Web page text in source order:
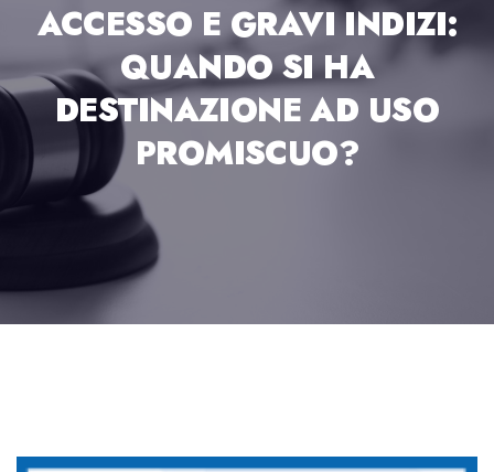
ACCESSO E GRAVI INDIZI:
QUANDO SI HA
DESTINAZIONE AD USO
PROMISCUO?